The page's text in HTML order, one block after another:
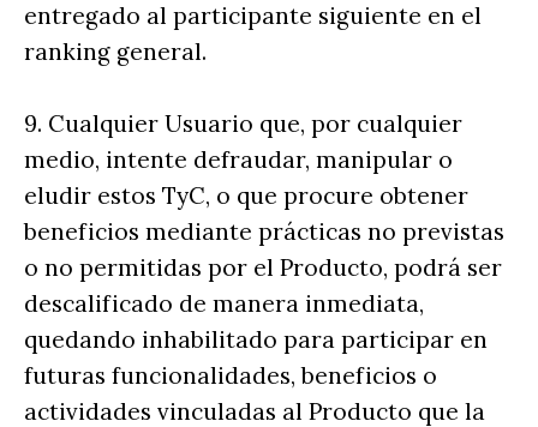
entregado al participante siguiente en el
ranking general.
9. Cualquier Usuario que, por cualquier
medio, intente defraudar, manipular o
eludir estos TyC, o que procure obtener
beneficios mediante prácticas no previstas
o no permitidas por el Producto, podrá ser
descalificado de manera inmediata,
quedando inhabilitado para participar en
futuras funcionalidades, beneficios o
actividades vinculadas al Producto que la